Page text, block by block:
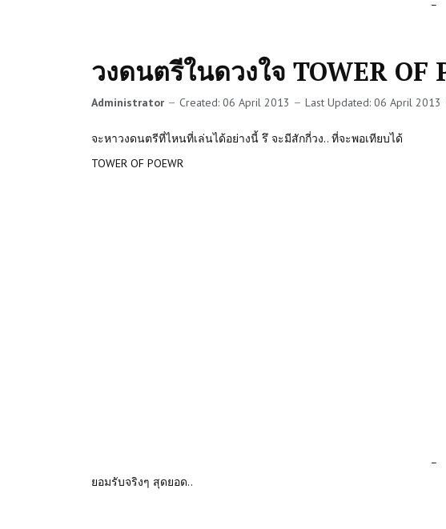
วงดนตรีในดวงใจ TOWER OF
Administrator Created: 06 April 2013 Last Updated: 06 April 2013
จะหาวงดนตรีที่ไหนที่เล่นได้อย่างนี้ รึ จะมีสักกี่วง.. ที่จะพอเทียบได้
TOWER OF POEWR
ยอมรับจริงๆ สุดยอด..